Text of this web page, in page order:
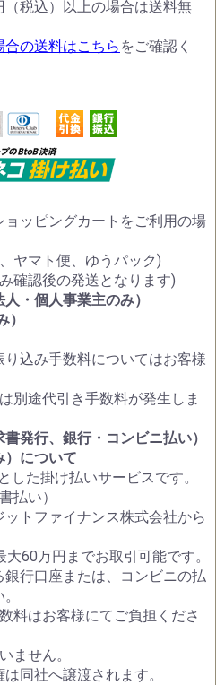
税込）以上の場合は送料無
合の送料はこちら をご確認く
ョッピングカートをご利用の場
ヤマト便、ゆうパック)
確認後の発送となります)
・個人事業主のみ）
込み手数料についてはお客様
別途代引き手数料が発生しま
発行、銀行・コンビニ払い）
）について
した掛け払いサービスです。
払い）
トファイナンス株式会社から
60万円までお取引可能です。
行口座または、コンビニの払
料はお客様にてご負担くださ
ません。
同社へ譲渡されます。